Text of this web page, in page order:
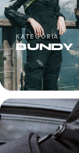
KATEGÓRIA
BUNDY